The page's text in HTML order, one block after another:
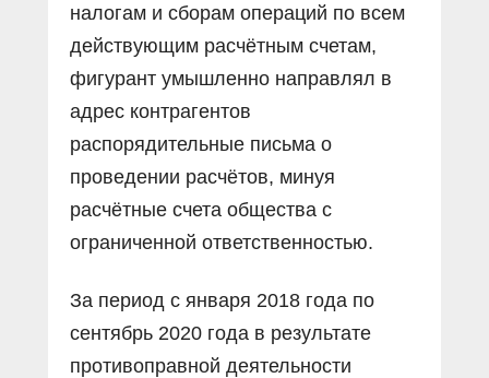
налогам и сборам операций по всем
действующим расчётным счетам,
фигурант умышленно направлял в
адрес контрагентов
распорядительные письма о
проведении расчётов, минуя
расчётные счета общества с
ограниченной ответственностью.
За период с января 2018 года по
сентябрь 2020 года в результате
противоправной деятельности